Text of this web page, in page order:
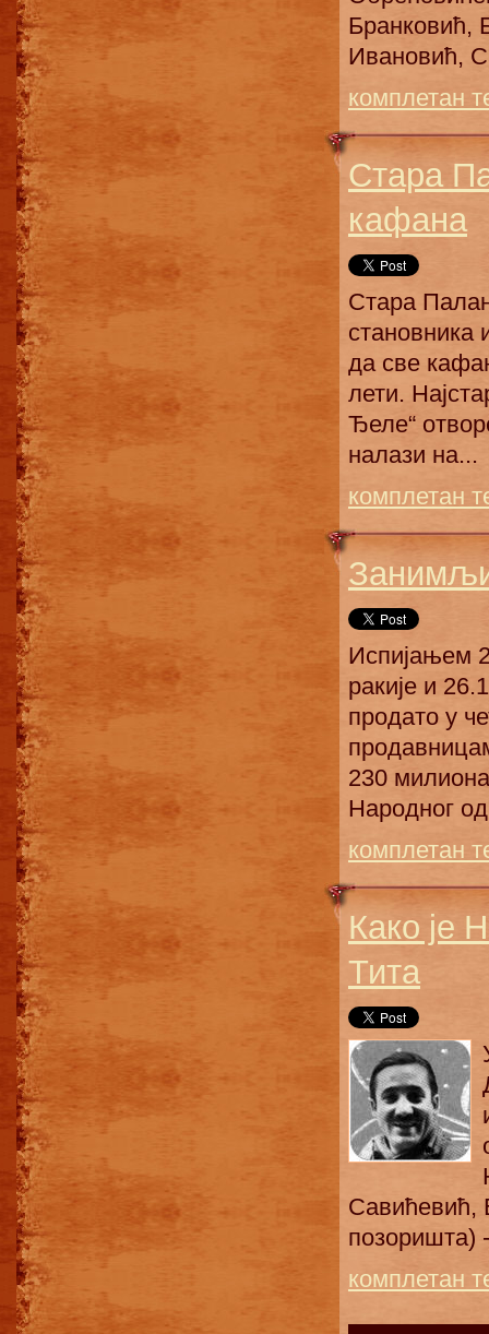
Бранковић,
Ивановић,
комплетан
Стара
кафана
Стара
становника
да све
лети.
Ђеле“
налази на...
комплетан
Испијањем
ракије и
продато у
230
Народног
комплетан
Како је
Тита
Савићевић,
позоришта)
комплетан